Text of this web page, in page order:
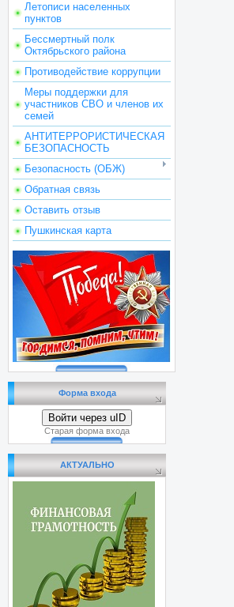
Летописи населенных
пунктов
Бессмертный полк
Октябрьского района
Противодействие коррупции
Меры поддержки для
участников СВО и членов их
семей
АНТИТЕРРОРИСТИЧЕСКАЯ
БЕЗОПАСНОСТЬ
Безопасность (ОБЖ)
Обратная связь
Оставить отзыв
Пушкинская карта
Форма входа
Войти через uID
Старая форма входа
АКТУАЛЬНО